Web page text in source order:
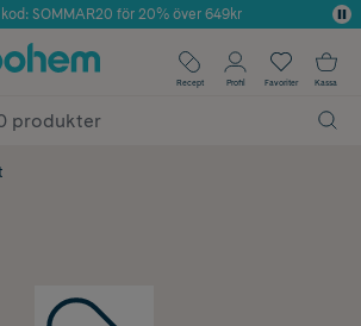
Butik 2025 inom Skönhet
SOMMAR20 för 20% över 649kr
✓ Fri frakt
✓ Poäng på alla köp*
Recept Profil Favoriter Kassa